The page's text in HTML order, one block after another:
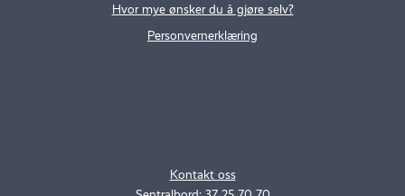
Kontakt oss
Hvor mye ønsker du å gjøre selv?
Personvernerklæring